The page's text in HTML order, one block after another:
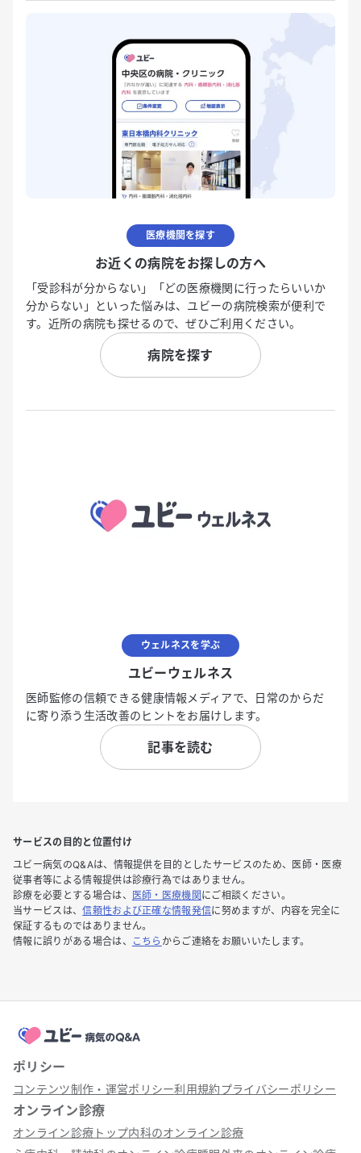
医療機関を探す
お近くの病院をお探しの方へ
「受診科が分からない」「どの医療機関に行ったらいいか
分からない」といった悩みは、ユビーの病院検索が便利で
す。近所の病院も探せるので、ぜひご利用ください。
病院を探す
ウェルネスを学ぶ
ユビーウェルネス
医師監修の信頼できる健康情報メディアで、日常のからだ
に寄り添う生活改善のヒントをお届けします。
記事を読む
サービスの目的と位置付け
ユビー病気のQ&Aは、情報提供を目的としたサービスのため、医師・医療
従事者等による情報提供は診療行為ではありません。
診療を必要とする場合は、
医師・医療機関 にご相談ください。
当サービスは、信頼性および正確な情報発信に努めますが、内容を完全に
保証するものではありません。
情報に誤りがある場合は、
こちら からご連絡をお願いいたします。
ポリシー
コンテンツ制作・運営ポリシー利用規約プライバシーポリシー
オンライン診療
オンライン診療トップ内科のオンライン診療